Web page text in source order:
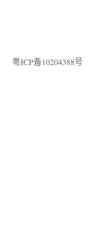
粤ICP备10204388号